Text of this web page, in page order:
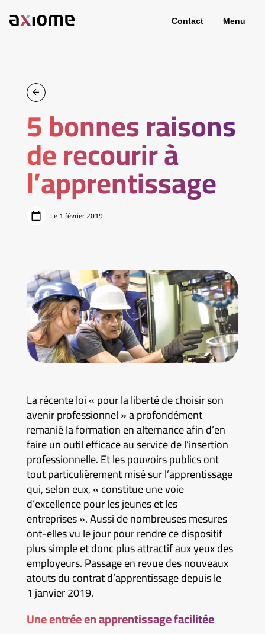
Contact Menu
5 bonnes raisons
de recourir à
l’apprentissage
Le 1 février 2019
La récente loi « pour la liberté de choisir son
avenir professionnel » a profondément
remanié la formation en alternance afin d’en
faire un outil efficace au service de l’insertion
professionnelle. Et les pouvoirs publics ont
tout particulièrement misé sur l’apprentissage
qui, selon eux, « constitue une voie
d’excellence pour les jeunes et les
entreprises ». Aussi de nombreuses mesures
ont-elles vu le jour pour rendre ce dispositif
plus simple et donc plus attractif aux yeux des
employeurs. Passage en revue des nouveaux
atouts du contrat d’apprentissage depuis le
1 janvier 2019.
Une entrée en apprentissage facilitée